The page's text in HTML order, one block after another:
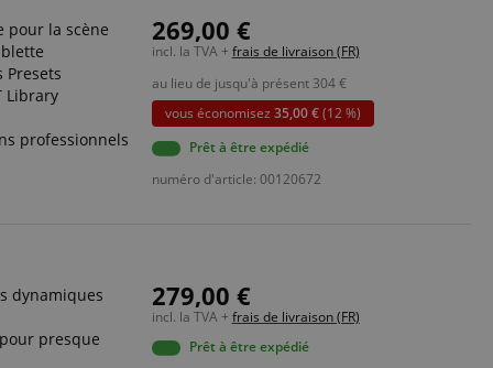
pour la scène
Library
professionnels
269,00 €
incl. la TVA + frais de livraison (FR)
au lieu de jusqu'à présent 304€
vous économisez 35,00 €(12 %)
Prêt à être expédié
numéro d'article: 00120672
dynamiques
presque
279,00 €
incl. la TVA + frais de livraison (FR)
Prêt à être expédié